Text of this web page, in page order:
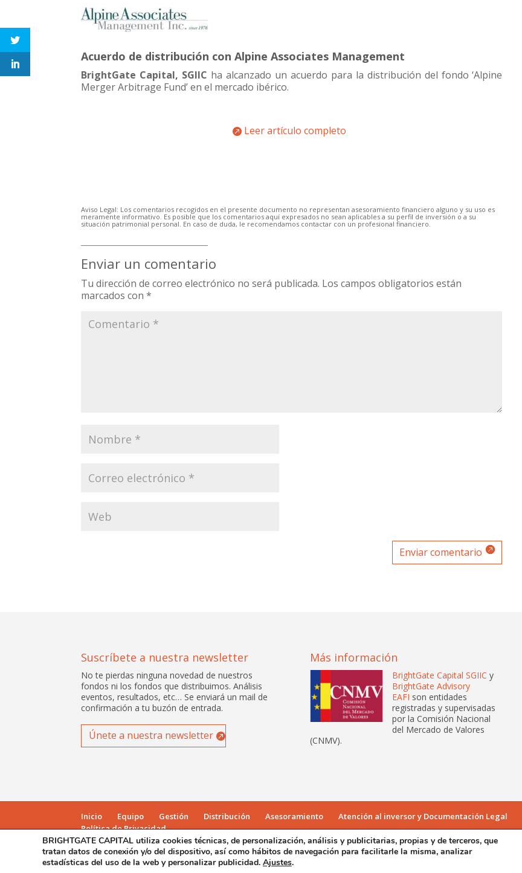
Acuerdo de distribución con Alpine Associates Management
BrightGate Capital, SGIIC ha alcanzado un acuerdo para la distribución del fondo ‘Alpine
Merger Arbitrage Fund’ en el mercado ibérico.
Leer artículo completo
Aviso Legal: Los comentarios recogidos en el presente documento no representan asesoramiento financiero alguno y su uso es
meramente informativo. Es posible que los comentarios aquí expresados no sean aplicables a su perfil de inversión o a su
situación patrimonial personal. En caso de duda, le recomendamos contactar con un profesional financiero.
Enviar un comentario
Tu dirección de correo electrónico no será publicada. Los campos obligatorios están
marcados con*
Enviar comentario
Suscríbete a nuestra newsletter
No te pierdas ninguna novedad de nuestros
fondos ni los fondos que distribuimos. Análisis
eventos, resultados, etc… Se enviará un mail de
confirmación a tu buzón de entrada.
Únete a nuestra newsletter
Más información
BrightGate Capital SGIIC y
BrightGate Advisory
EAFI son entidades
registradas y supervisadas
por la Comisión Nacional
del Mercado de Valores
(CNMV).
Inicio Equipo Gestión Distribución Asesoramiento Atención al inversor y Documentación Legal
Política de Privacidad
BrightGate Capital SGIIC © Copyright 2018 | Diseñada por iDen Global
BRIGHTGATE CAPITAL utiliza cookies técnicas, de personalización, análisis y publicitarias, propias y de terceros, que
tratan datos de conexión y/o del dispositivo, así como hábitos de navegación para facilitarle la misma, analizar
estadísticas del uso de la web y personalizar publicidad. Ajustes.